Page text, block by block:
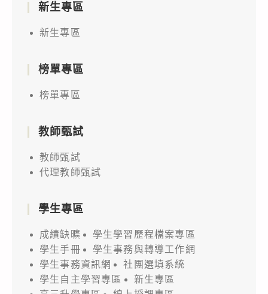
新生專區
新生專區
榜單專區
榜單專區
教師甄試
教師甄試
代理教師甄試
學生專區
成績缺曠
學生學習歷程檔案專區
學生手冊
學生事務與轉導工作網
學生事務資訊網
社團選填系統
學生自主學習專區
新生專區